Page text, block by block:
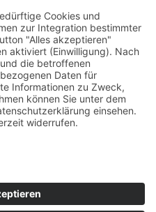
Angler e. V.